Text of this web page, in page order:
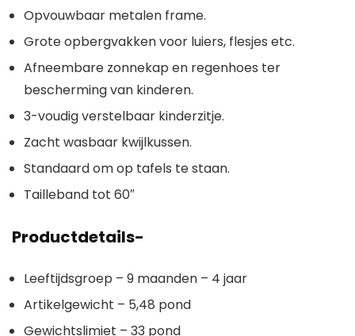
Opvouwbaar metalen frame.
Grote opbergvakken voor luiers, flesjes etc.
Afneembare zonnekap en regenhoes ter
bescherming van kinderen.
3-voudig verstelbaar kinderzitje.
Zacht wasbaar kwijlkussen.
Standaard om op tafels te staan.
Tailleband tot 60″
Productdetails-
Leeftijdsgroep – 9 maanden – 4 jaar
Artikelgewicht – 5,48 pond
Gewichtslimiet – 33 pond